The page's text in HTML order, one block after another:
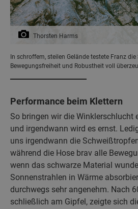
Thorsten Harms
In schroffem, steilen Gelände testete Franz
Bewegungsfreiheit und Robustheit voll
Performance beim Klettern
So bringen wir die Winklerschlucht
und irgendwann wird es ernst.
uns irgendwann die
während die Hose brav alle
wenn das schwarze Material
Sonnenstrahlen in Wärme
durchwegs sehr angenehm. Nach
schließlich am Gipfel, zeigte sich